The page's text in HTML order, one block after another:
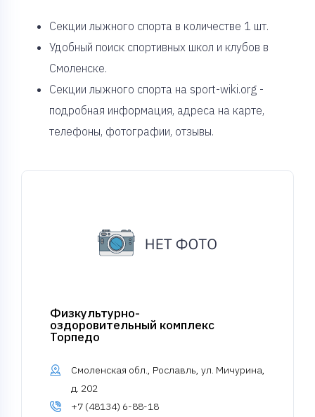
Cекции лыжного спорта в количестве 1 шт.
Удобный поиск спортивных школ и клубов в
Смоленске.
Секции лыжного спорта на sport-wiki.org -
подробная информация, адреса на карте,
телефоны, фотографии, отзывы.
Физкультурно-
оздоровительный комплекс
Торпедо
Смоленская обл., Рославль, ул. Мичурина,
д. 202
+7 (48134) 6-88-18